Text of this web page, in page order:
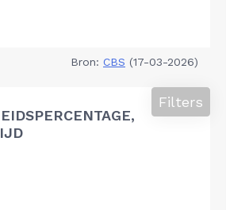
Bron: CBS (17-03-2026)
Filters